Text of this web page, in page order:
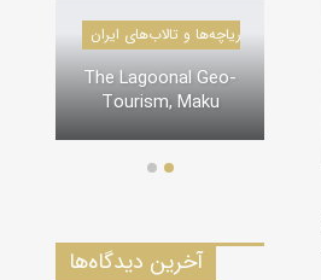
درياچه‌‌ها و تالاب‌های ایران
The Lagoonal Geo-
Tourism, Maku
آخرین دیدگاه‌ها